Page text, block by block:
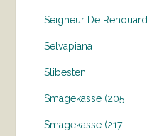
Seigneur De Renouard
Selvapiana
Slibesten
Smagekasse (205
Smagekasse (217